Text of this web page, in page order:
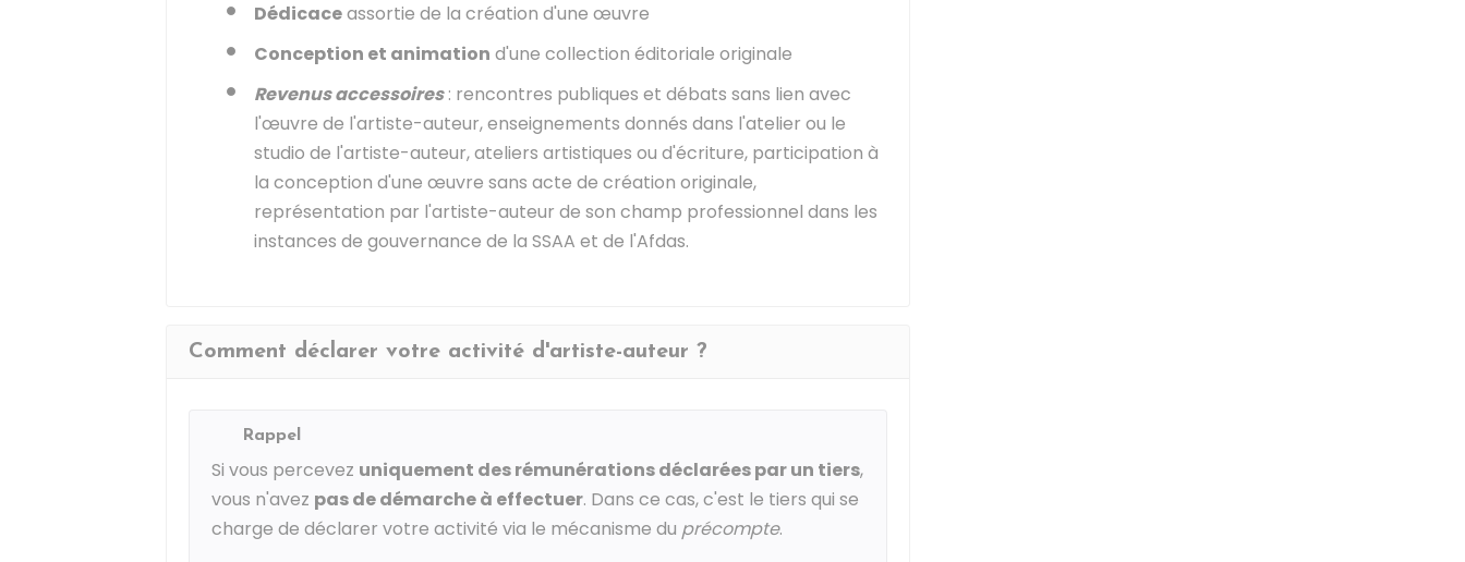
Dédicaceassortie de la création d'une œuvre
Conception et animation d'une collection éditoriale originale
Revenus accessoires: rencontres publiques et débats sans lien avec
l'œuvre de l'artiste-auteur, enseignements donnés dans l'atelier ou le
studio de l'artiste-auteur, ateliers artistiques ou d'écriture, participation à
la conception d'une œuvre sans acte de création originale,
représentation par l'artiste-auteur de son champ professionnel dans les
instances de gouvernance de la SSAA et de l'Afdas.
Comment déclarer votre activité d'artiste-auteur ?
Rappel
Si vous percevez uniquement des rémunérations déclarées par un tiers,
vous n'avez pas de démarche à effectuer. Dans ce cas, c'est le tiers qui se
charge de déclarer votre activité via le mécanisme du précompte.